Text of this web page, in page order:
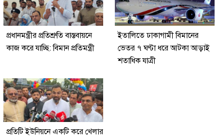
প্রধানমন্ত্রীর প্রতিশ্রুতি বাস্তবায়নে
কাজ করে যাচ্ছি: বিমান প্রতিমন্ত্রী
ইতালিতে ঢাকাগামী বিমানের
ভেতর ৭ ঘণ্টা ধরে আটকা আড়াই
শতাধিক যাত্রী
প্রতিটি ইউনিয়নে একটি করে খেলার